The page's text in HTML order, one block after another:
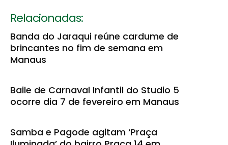
Relacionadas:
Banda do Jaraqui reúne cardume de
brincantes no fim de semana em
Manaus
Baile de Carnaval Infantil do Studio 5
ocorre dia 7 de fevereiro em Manaus
Samba e Pagode agitam ‘Praça